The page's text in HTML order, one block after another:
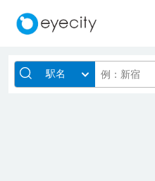
駅名